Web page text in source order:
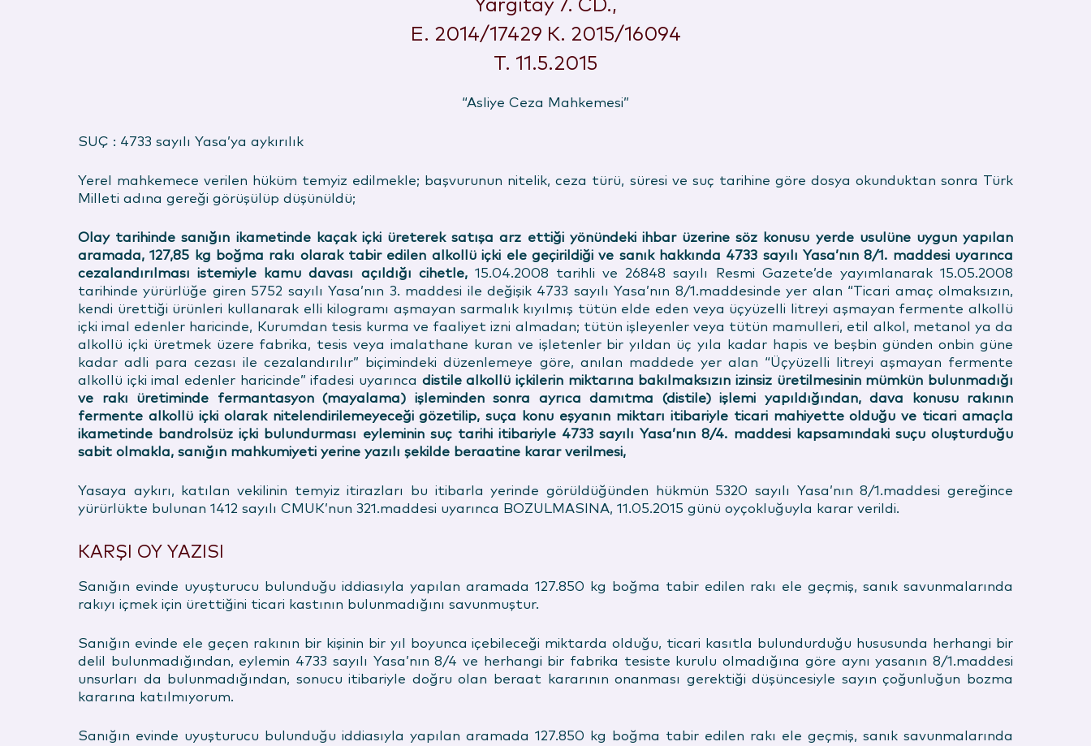
Yargıtay 7. CD.,
E. 2014/17429 K. 2015/16094
T. 11.5.2015
“Asliye Ceza Mahkemesi”
SUÇ : 4733 sayılı Yasa’ya aykırılık
Yerel mahkemece verilen hüküm temyiz edilmekle; başvurunun nitelik, ceza türü, süresi ve suç tarihine göre dosya okunduktan sonra Türk
Milleti adına gereği görüşülüp düşünüldü;
Olay tarihinde sanığın ikametinde kaçak içki üreterek satışa arz ettiği yönündeki ihbar üzerine söz konusu yerde usulüne uygun yapılan
aramada, 127,85 kg boğma rakı olarak tabir edilen alkollü içki ele geçirildiği ve sanık hakkında 4733 sayılı Yasa’nın 8/1. maddesi uyarınca
cezalandırılması istemiyle kamu davası açıldığı cihetle,15.04.2008 tarihli ve 26848 sayılı Resmi Gazete’de yayımlanarak 15.05.2008
tarihinde yürürlüğe giren 5752 sayılı Yasa’nın 3. maddesi ile değişik 4733 sayılı Yasa’nın 8/1.maddesinde yer alan “Ticari amaç olmaksızın,
kendi ürettiği ürünleri kullanarak elli kilogramı aşmayan sarmalık kıyılmış tütün elde eden veya üçyüzelli litreyi aşmayan fermente alkollü
içki imal edenler haricinde, Kurumdan tesis kurma ve faaliyet izni almadan; tütün işleyenler veya tütün mamulleri, etil alkol, metanol ya da
alkollü içki üretmek üzere fabrika, tesis veya imalathane kuran ve işletenler bir yıldan üç yıla kadar hapis ve beşbin günden onbin güne
kadar adli para cezası ile cezalandırılır” biçimindeki düzenlemeye göre, anılan maddede yer alan “Üçyüzelli litreyi aşmayan fermente
alkollü içki imal edenler haricinde” ifadesi uyarınca distile alkollü içkilerin miktarına bakılmaksızın izinsiz üretilmesinin mümkün bulunmadığı
ve rakı üretiminde fermantasyon (mayalama) işleminden sonra ayrıca damıtma (distile) işlemi yapıldığından, dava konusu rakının
fermente alkollü içki olarak nitelendirilemeyeceği gözetilip, suça konu eşyanın miktarı itibariyle ticari mahiyette olduğu ve ticari amaçla
ikametinde bandrolsüz içki bulundurması eyleminin suç tarihi itibariyle 4733 sayılı Yasa’nın 8/4. maddesi kapsamındaki suçu oluşturduğu
sabit olmakla, sanığın mahkumiyeti yerine yazılı şekilde beraatine karar verilmesi,
Yasaya aykırı, katılan vekilinin temyiz itirazları bu itibarla yerinde görüldüğünden hükmün 5320 sayılı Yasa’nın 8/1.maddesi gereğince
yürürlükte bulunan 1412 sayılı CMUK’nun 321.maddesi uyarınca BOZULMASINA, 11.05.2015 günü oyçokluğuyla karar verildi.
KARŞI OY YAZISI
Sanığın evinde uyuşturucu bulunduğu iddiasıyla yapılan aramada 127.850 kg boğma tabir edilen rakı ele geçmiş, sanık savunmalarında
rakıyı içmek için ürettiğini ticari kastının bulunmadığını savunmuştur.
Sanığın evinde ele geçen rakının bir kişinin bir yıl boyunca içebileceği miktarda olduğu, ticari kasıtla bulundurduğu hususunda herhangi bir
delil bulunmadığından, eylemin 4733 sayılı Yasa’nın 8/4 ve herhangi bir fabrika tesiste kurulu olmadığına göre aynı yasanın 8/1.maddesi
unsurları da bulunmadığından, sonucu itibariyle doğru olan beraat kararının onanması gerektiği düşüncesiyle sayın çoğunluğun bozma
kararına katılmıyorum.
Sanığın evinde uyuşturucu bulunduğu iddiasıyla yapılan aramada 127.850 kg boğma tabir edilen rakı ele geçmiş, sanık savunmalarında